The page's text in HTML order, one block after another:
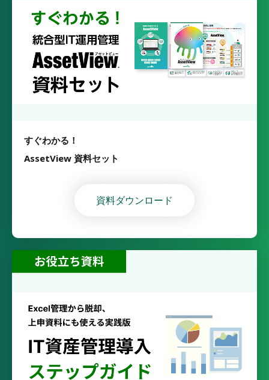
すぐわかる！
AssetView 資料セット
資料ダウンロード